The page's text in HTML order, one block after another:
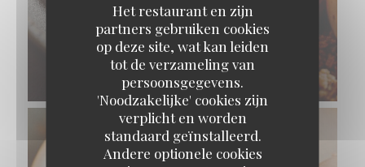
Het restaurant en zijn
partners gebruiken cookies
op deze site, wat kan leiden
tot de verzameling van
persoonsgegevens.
'Noodzakelijke' cookies zijn
verplicht en worden
standaard geïnstalleerd.
Andere optionele cookies